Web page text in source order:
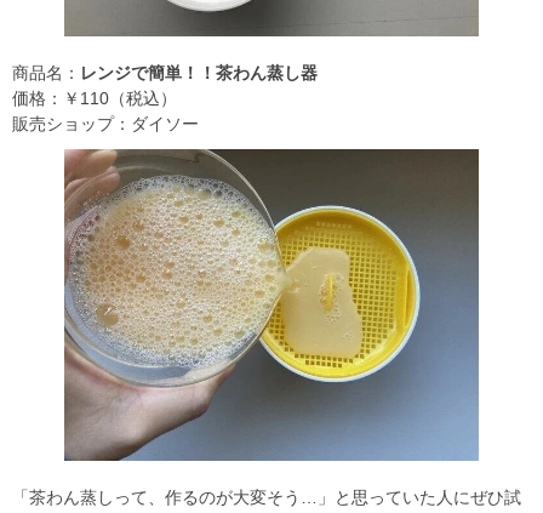
商品名： レンジで簡単！！茶わん蒸し器
価格：￥110（税込）
販売ショップ：ダイソー
「茶わん蒸しって、作るのが大変そう…」と思っていた人にぜひ試